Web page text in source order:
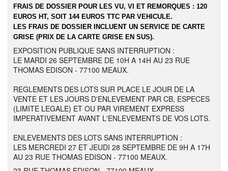
FRAIS DE DOSSIER POUR LES VU, VI ET REMORQUES : 120
EUROS HT, SOIT 144 EUROS TTC PAR VEHICULE.
LES FRAIS DE DOSSIER INCLUENT UN SERVICE DE CARTE
GRISE (PRIX DE LA CARTE GRISE EN SUS).
EXPOSITION PUBLIQUE SANS INTERRUPTION :
LE MARDI 26 SEPTEMBRE DE 10H A 14H AU 23 RUE
THOMAS EDISON - 77100 MEAUX.
REGLEMENTS DES LOTS SUR PLACE LE JOUR DE LA
VENTE ET LES JOURS D'ENLEVEMENT PAR CB, ESPECES
(LIMITE LEGALE) ET OU PAR VIREMENT EXPRESS
IMPERATIVEMENT AVANT L'ENLEVEMENTS DE VOS LOTS.
ENLEVEMENTS DES LOTS SANS INTERRUPTION :
LES MERCREDI 27 ET JEUDI 28 SEPTEMBRE DE 9H A 17H
AU 23 RUE THOMAS EDISON - 77100 MEAUX.